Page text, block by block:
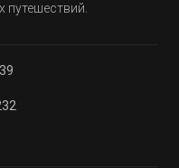
путешествий.